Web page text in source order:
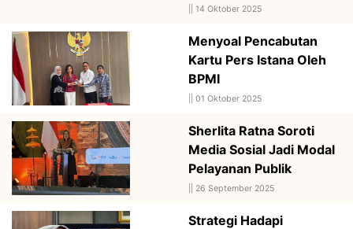
14 Oktober 2025
Menyoal Pencabutan
Kartu Pers Istana Oleh
BPMI
01 Oktober 2025
Sherlita Ratna Soroti
Media Sosial Jadi Modal
Pelayanan Publik
26 September 2025
Strategi Hadapi